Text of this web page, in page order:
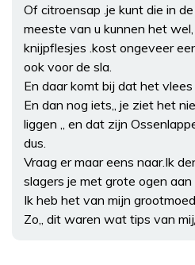
Of citroensap .je kunt die in
meeste van u kunnen het
knijpflesjes .kost ongeveer
ook voor de sla.
En daar komt bij dat het vlees
En dan nog iets,, je ziet het
liggen ,, en dat zijn
dus.
Vraag er maar eens naar.Ik
slagers je met grote ogen aan
Ik heb het van mijn
Zo,, dit waren wat tips van